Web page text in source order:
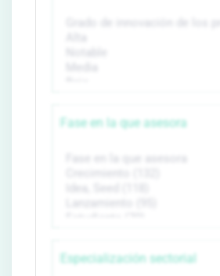
Fase en la que asesora
Especialización sectorial